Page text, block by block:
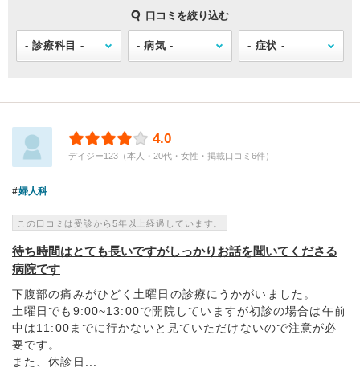
口コミを絞り込む
4.0
デイジー123（本人・20代・女性・掲載口コミ6件）
婦人科
この口コミは受診から5年以上経過しています。
待ち時間はとても長いですがしっかりお話を聞いてくださる
病院です
下腹部の痛みがひどく土曜日の診療にうかがいました。
土曜日でも9:00~13:00で開院していますが初診の場合は午前
中は11:00までに行かないと見ていただけないので注意が必
要です。
また、休診日...